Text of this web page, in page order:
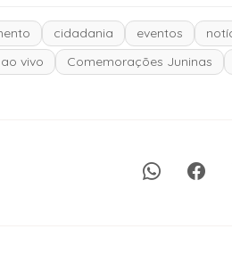
cidadania eventos
vivo Comemorações Juninas